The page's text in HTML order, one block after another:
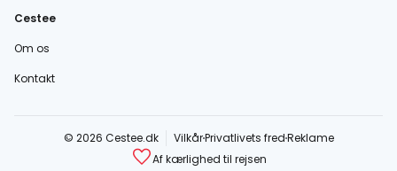
Cestee
Om os
Kontakt
© 2026 Cestee.dk VilkårPrivatlivets fredReklame
Af kærlighed til rejsen